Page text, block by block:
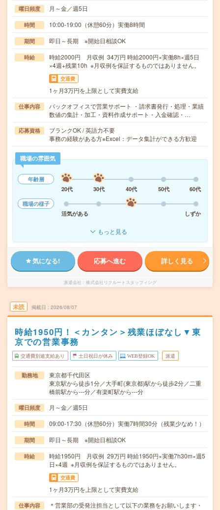
曜日頻度 月～金／週5日
時間 10:00-19:00（休憩60分）実働8時間
期間 即日～長期 ※開始日相談OK
時給
時給2000円 月収例 34万円 時給2000円×実働8h×週5日
×4週+残業10h ※月収例を保証するものではありません。
交通費
1ヶ月3万円を上限として実費支給
仕事内容
バックオフィスで営業サポート ・請求書発行・処理・業績
数値の集計・加工・資料作成サポート・入金確認・…
応募資格
ブランクOK / 英語力不要
事務の経験がある方※Excel：データ集計ができる方歓迎
職場の雰囲気
年齢層
20代
30代 40代 50代
60代
職場の様子
活気がある
しずか
もっと見る
気になる! 応募へ進む 詳しく見る
派遣会社 株式会社リクルートスタッフィング
未読 掲載日 2026/08/07
時給1950円！＜カンタン＞残業ほぼなし▼東
京での営業事務
交通費別途支給あり 土日祝日が休み WEB登録OK 派遣
勤務地
東京都千代田区
東京駅から徒歩1分／大手町(東京都)駅から徒歩2分／二重
橋前駅から---分／有楽町駅から---分
曜日頻度 月～金／週5日
時間 09:00-17:30（休憩60分）実働7時間30分（残業少なめ！）
期間 即日～長期 ※開始日相談OK
時給
時給1950円 月収例 29万円 時給1950円×実働7h30m×週5
日×4週 ※月収例を保証するものではありません。
交通費
1ヶ月3万円を上限として実費支給
仕事内容
＊営業部の受発注担当として以下の業務をお願いします・